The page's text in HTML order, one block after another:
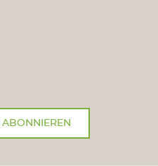
ABONNIEREN